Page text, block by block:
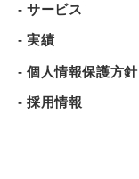
- サービス
- 実績
- 個人情報保護方針
- 採用情報